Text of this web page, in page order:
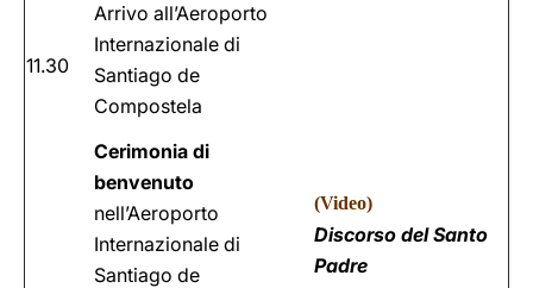
11.30
Arrivo all’Aeroporto
Internazionale di
Santiago de
Compostela
Cerimonia di
benvenuto
nell’Aeroporto
Internazionale di
Santiago de
(Video)
Discorso del Santo
Padre